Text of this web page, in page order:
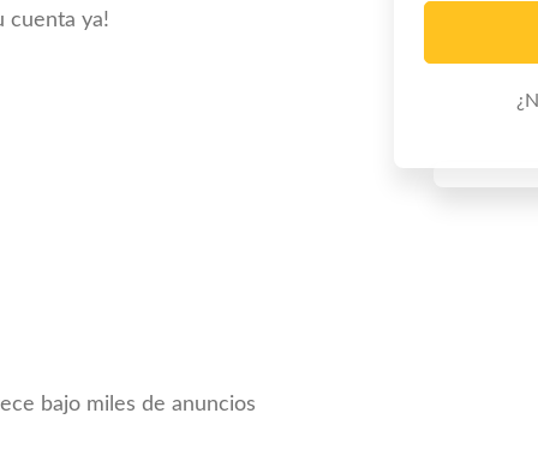
cuenta ya!
bajo miles de anuncios